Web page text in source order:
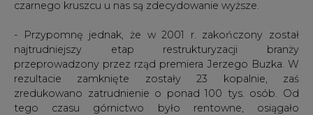
czarnego kruszcu u nas są zdecydowanie wyższe.
- Przypomnę jednak, że w 2001 r. zakończony został
najtrudniejszy etap restrukturyzacji branży
przeprowadzony przez rząd premiera Jerzego Buzka. W
rezultacie zamknięte zostały 23 kopalnie, zaś
zredukowano zatrudnienie o ponad 100 tys. osób. Od
tego czasu górnictwo było rentowne, osiągało